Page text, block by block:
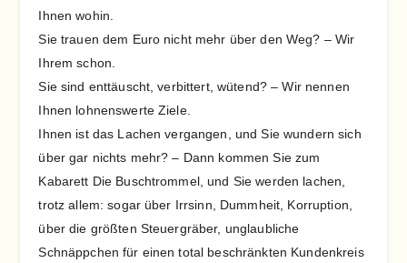
Ihnen wohin.
Sie trauen dem Euro nicht mehr über den Weg? – Wir
Ihrem schon.
Sie sind enttäuscht, verbittert, wütend? – Wir nennen
Ihnen lohnenswerte Ziele.
Ihnen ist das Lachen vergangen, und Sie wundern sich
über gar nichts mehr? – Dann kommen Sie zum
Kabarett Die Buschtrommel, und Sie werden lachen,
trotz allem: sogar über Irrsinn, Dummheit, Korruption,
über die größten Steuergräber, unglaubliche
Schnäppchen für einen total beschränkten Kundenkreis